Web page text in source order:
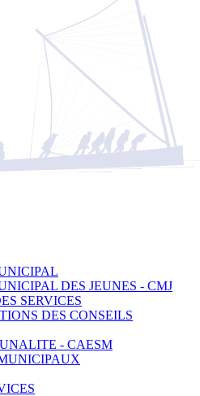
DES JEUNES - CMJ
SERVICES
DES CONSEILS
- CAESM